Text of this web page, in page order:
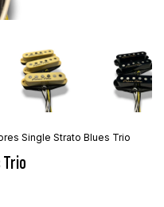
Single Strato Blues Trio